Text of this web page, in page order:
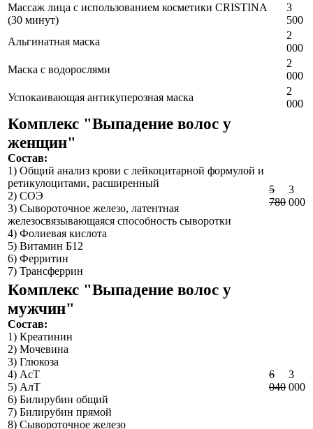
Массаж лица с использованием косметики CRISTINA
(30 минут)
3
500
Альгинатная маска
2
000
Маска с водорослями
2
000
Успокаивающая антикуперозная маска
2
000
Комплекс "Выпадение волос у
женщин"
Состав:
1) Общий анализ крови с лейкоцитарной формулой и
ретикулоцитами, расширенный
2) СОЭ
3) Cывороточное железо, латентная
железосвязывающаяся способность сыворотки
4) Фолиевая кислота
5) Витамин Б12
6) Ферритин
7) Трансферрин
5
780
3
000
Комплекс "Выпадение волос у
мужчин"
Состав:
1) Креатинин
2) Мочевина
3) Глюкоза
4) АсТ
5) АлТ
6) Билирубин общий
7) Билирубин прямой
8) Сывороточное железо
6
040
3
000